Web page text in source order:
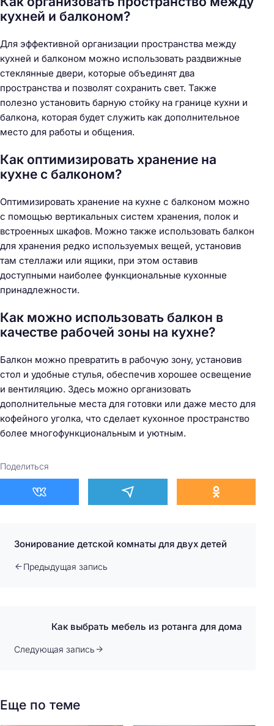
кухней и балконом?
Для эффективной организации пространства между
кухней и балконом можно использовать раздвижные
стеклянные двери, которые объединят два
пространства и позволят сохранить свет. Также
полезно установить барную стойку на границе кухни и
балкона, которая будет служить как дополнительное
место для работы и общения.
Как оптимизировать хранение на
кухне с балконом?
Оптимизировать хранение на кухне с балконом можно
с помощью вертикальных систем хранения, полок и
встроенных шкафов. Можно также использовать балкон
для хранения редко используемых вещей, установив
там стеллажи или ящики, при этом оставив
доступными наиболее функциональные кухонные
принадлежности.
Как можно использовать балкон в
качестве рабочей зоны на кухне?
Балкон можно превратить в рабочую зону, установив
стол и удобные стулья, обеспечив хорошее освещение
и вентиляцию. Здесь можно организовать
дополнительные места для готовки или даже место для
кофейного уголка, что сделает кухонное пространство
более многофункциональным и уютным.
Поделиться
Зонирование детской комнаты для двух детей
Предыдущая запись
Как выбрать мебель из ротанга для дома
Следующая запись
Еще по теме